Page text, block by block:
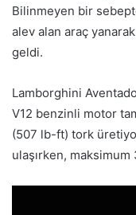
Bilinmeyen bir
alev alan araç
geldi.
Lamborghini
V12 benzinli motor
(507 lb-ft) tork
ulaşırken, maksimum